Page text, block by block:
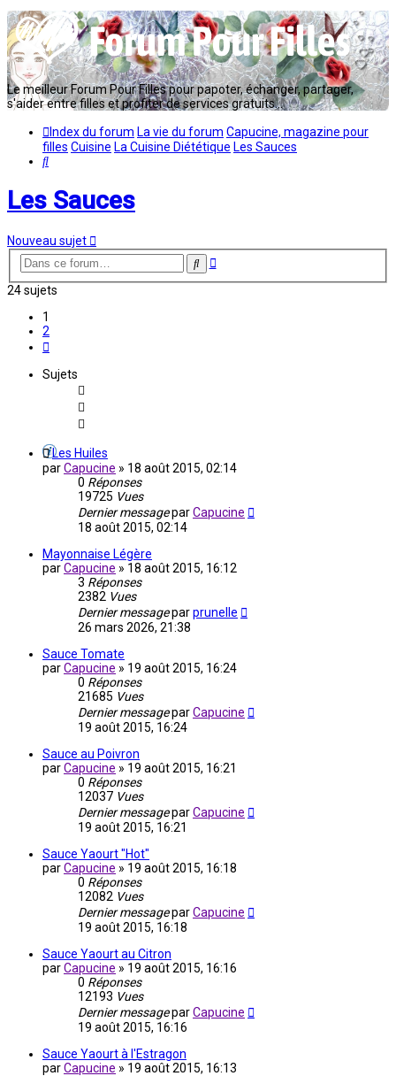
Le meilleur Forum Pour Filles pour papoter, échanger, partager,
s'aider entre filles et profiter de services gratuits...
Index du forum La vie du forum Capucine, magazine pour
filles Cuisine La Cuisine Diététique Les Sauces
Rechercher
Les Sauces
Nouveau sujet
Rechercher
Recherche
24 sujets
1
2
Sujets
Les Huiles
parCapucine » 18 août 2015, 02:14
0 Réponses
19725 Vues
Dernier messageparCapucine
18 août 2015, 02:14
Mayonnaise Légère
parCapucine » 18 août 2015, 16:12
3 Réponses
2382 Vues
Dernier messageparprunelle
26 mars 2026, 21:38
Sauce Tomate
parCapucine » 19 août 2015, 16:24
0 Réponses
21685 Vues
Dernier messageparCapucine
19 août 2015, 16:24
Sauce au Poivron
parCapucine » 19 août 2015, 16:21
0 Réponses
12037 Vues
Dernier messageparCapucine
19 août 2015, 16:21
Sauce Yaourt "Hot"
parCapucine » 19 août 2015, 16:18
0 Réponses
12082 Vues
Dernier messageparCapucine
19 août 2015, 16:18
Sauce Yaourt au Citron
parCapucine » 19 août 2015, 16:16
0 Réponses
12193 Vues
Dernier messageparCapucine
19 août 2015, 16:16
Sauce Yaourt à l'Estragon
parCapucine » 19 août 2015, 16:13